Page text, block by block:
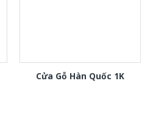
Cửa Gỗ Hàn Quốc 1K